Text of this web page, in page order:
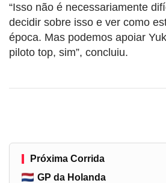
“Isso não é necessariamente
decidir sobre isso e ver como
época. Mas podemos apoiar
piloto top, sim”, concluiu.
Próxima Corrida
GP da Holanda